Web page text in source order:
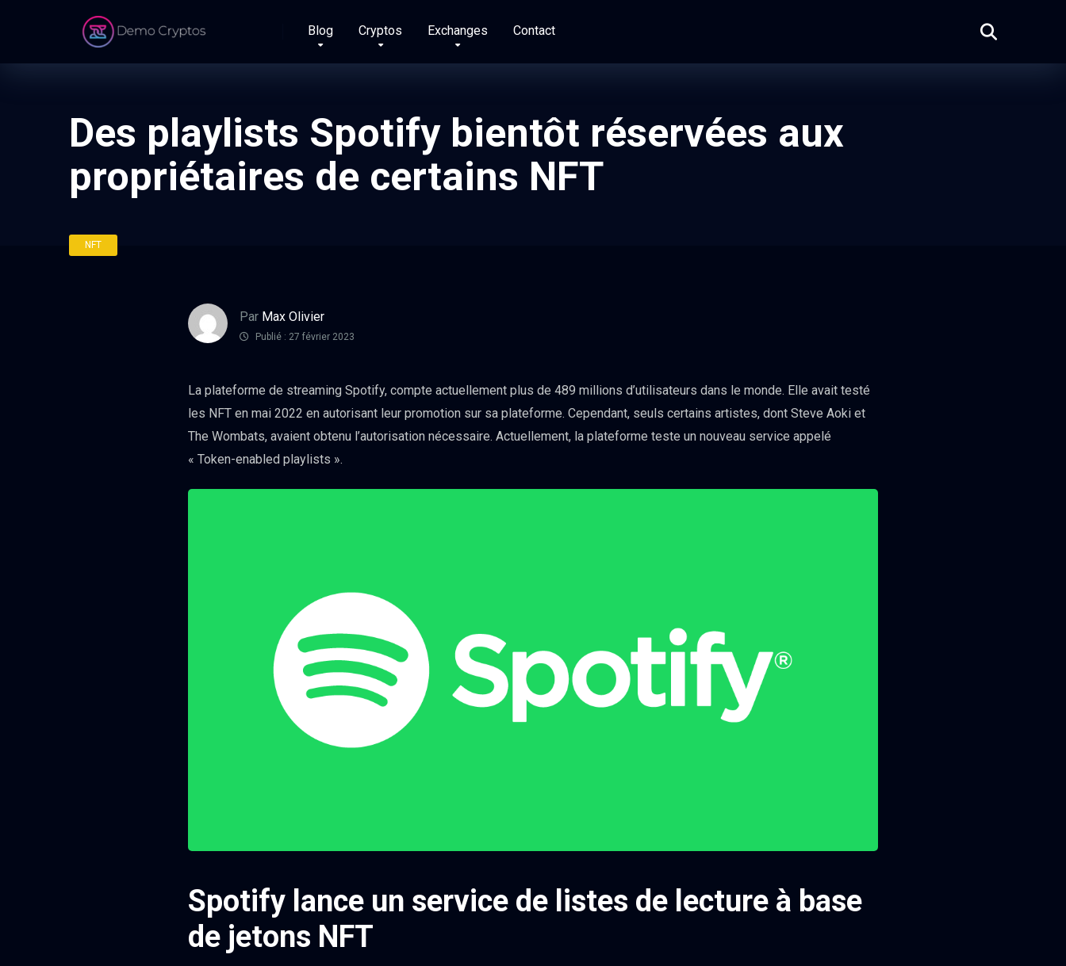
Blog Cryptos Exchanges Contact
Des playlists Spotify bientôt réservées aux
propriétaires de certains NFT
NFT
Par Max Olivier
Publié : 27 février 2023
La plateforme de streaming Spotify, compte actuellement plus de 489 millions d’utilisateurs dans le monde. Elle avait testé
les NFT en mai 2022 en autorisant leur promotion sur sa plateforme. Cependant, seuls certains artistes, dont Steve Aoki et
The Wombats, avaient obtenu l’autorisation nécessaire. Actuellement, la plateforme teste un nouveau service appelé
« Token-enabled playlists ».
Spotify lance un service de listes de lecture à base
de jetons NFT